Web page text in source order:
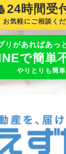
24時間受
お気軽にご相談くだ
リがあればあっ
で簡単
やりとりも簡単